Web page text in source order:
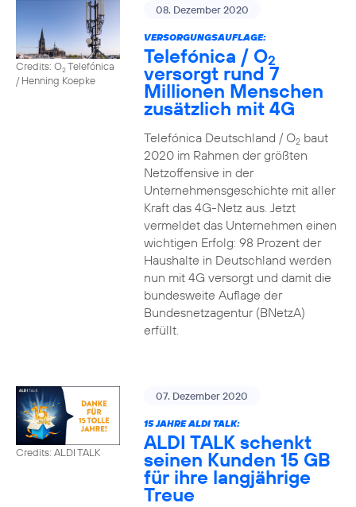
Credits: O2Telefónica
/ Henning Koepke
08. Dezember 2020
VERSORGUNGSAUFLAGE:
Telefónica / O2
versorgt rund 7
Millionen Menschen
zusätzlich mit 4G
Telefónica Deutschland / O2baut
2020 im Rahmen der größten
Netzoffensive in der
Unternehmensgeschichte mit aller
Kraft das 4G-Netz aus. Jetzt
vermeldet das Unternehmen einen
wichtigen Erfolg: 98 Prozent der
Haushalte in Deutschland werden
nun mit 4G versorgt und damit die
bundesweite Auflage der
Bundesnetzagentur (BNetzA)
erfüllt.
Credits: ALDI TALK
07. Dezember 2020
15 JAHRE ALDI TALK:
ALDI TALK schenkt
seinen Kunden 15 GB
für ihre langjährige
Treue